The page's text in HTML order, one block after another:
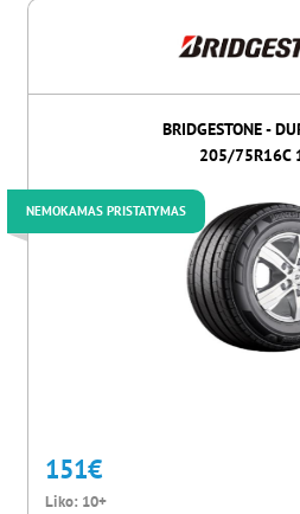
BRIDGESTONE -
205/75R16C
NEMOKAMAS PRISTATYMAS
151€
Liko: 10+